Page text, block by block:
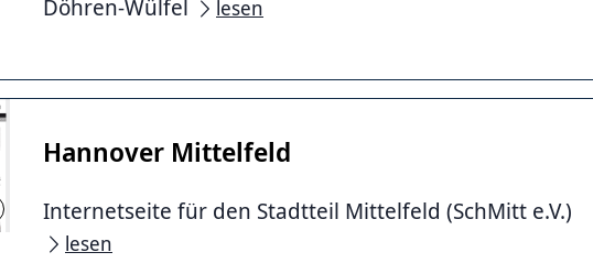
Döhren-Wülfel
lesen
SchMitt e.V.
Hannover Mittelfeld
Internetseite für den Stadtteil Mittelfeld (SchMitt e.V.)
lesen